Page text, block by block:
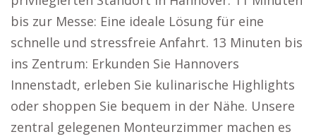
bis zur Messe: Eine ideale Lösung für eine
schnelle und stressfreie Anfahrt. 13 Minuten bis
ins Zentrum: Erkunden Sie Hannovers
Innenstadt, erleben Sie kulinarische Highlights
oder shoppen Sie bequem in der Nähe. Unsere
zentral gelegenen Monteurzimmer machen es